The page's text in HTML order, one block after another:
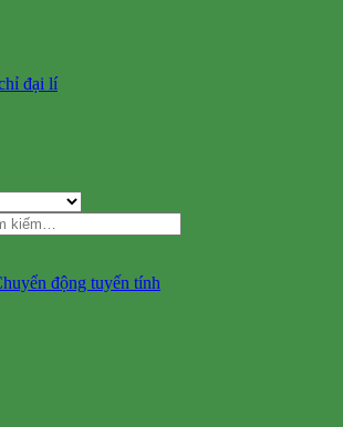
đại lí
động tuyến tính